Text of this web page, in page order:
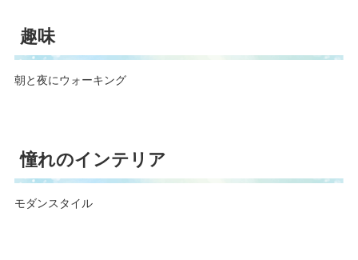
趣味
朝と夜にウォーキング
憧れのインテリア
モダンスタイル